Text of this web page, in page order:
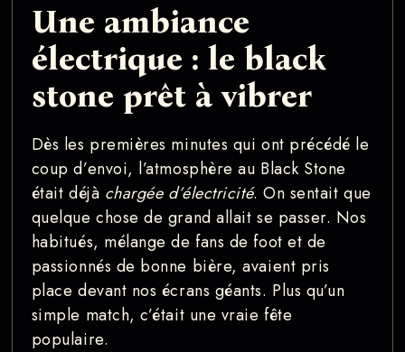
Une ambiance
électrique : le black
stone prêt à vibrer
Dès les premières minutes qui ont précédé le
coup d’envoi, l’atmosphère au Black Stone
était déjà chargée d’électricité. On sentait que
quelque chose de grand allait se passer. Nos
habitués, mélange de fans de foot et de
passionnés de bonne bière, avaient pris
place devant nos écrans géants. Plus qu’un
simple match, c’était une vraie fête
populaire.